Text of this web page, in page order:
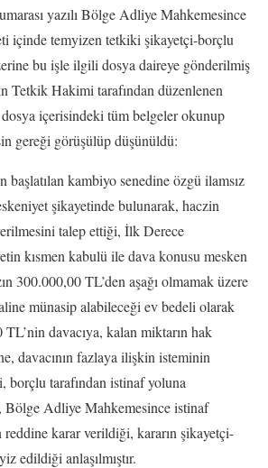
yazılı Bölge Adliye Mahkemesince
içinde temyizen tetkiki şikayetçi-borçlu
bu işle ilgili dosya daireye gönderilmiş
Tetkik Hakimi tarafından düzenlenen
içerisindeki tüm belgeler okunup
gereği görüşülüp düşünüldü:
kambiyo senedine özgü ilamsız
şikayetinde bulunarak, haczin
talep ettiği, İlk Derece
kısmen kabulü ile dava konusu mesken
300.000,00 TL’den aşağı olmamak üzere
münasip alabileceği ev bedeli olarak
davacıya, kalan miktarın hak
davacının fazlaya ilişkin isteminin
borçlu tarafından istinaf yoluna
Bölge Adliye Mahkemesince istinaf
reddine karar verildiği, kararın şikayetçi-
edildiği anlaşılmıştır.